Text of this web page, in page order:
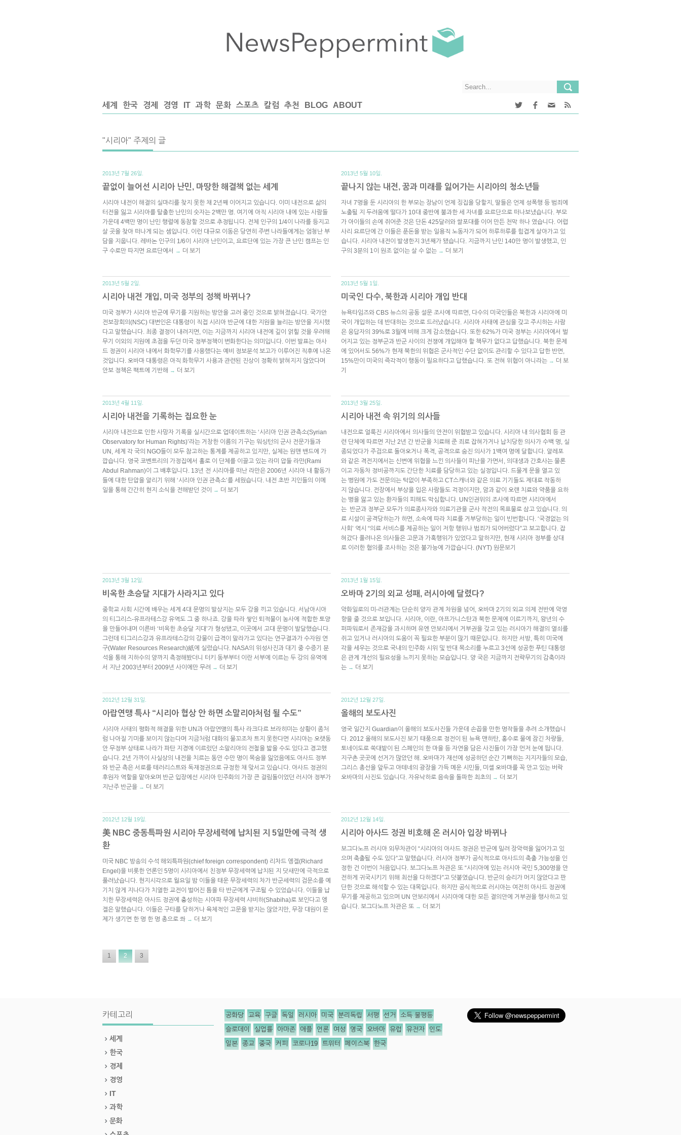
세계 한국 경제 경영 IT 과학 문화 스포츠 칼럼 추천 BLOG ABOUT
"시리아" 주제의 글
2013년 7월 26일.
끝없이 늘어선 시리아 난민, 마땅한 해결책 없는 세계
시리아 내전이 해결의 실마리를 찾지 못한 채 2년째 이어지고 있습니다. 이미 내전으로 삶의
터전을 잃고 시리아를 탈출한 난민의 숫자는 2백만 명. 여기에 아직 시리아 내에 있는 사람들
가운데 4백만 명이 난민 행렬에 동참할 것으로 추정됩니다. 전체 인구의 1/4이 나라를 등지고
살 곳을 찾아 떠나게 되는 셈입니다. 이런 대규모 이동은 당연히 주변 나라들에게는 엄청난 부
담을 지웁니다. 레바논 인구의 1/6이 시리아 난민이고, 요르단에 있는 가장 큰 난민 캠프는 인
구 수로만 따지면 요르단에서
→ 더 보기
2013년 5월 10일.
끝나지 않는 내전, 꿈과 미래를 잃어가는 시리아의 청소년들
자녀 7명을 둔 시리아의 한 부모는 장남이 언제 징집을 당할지, 딸들은 언제 성폭행 등 범죄에
노출될 지 두려움에 떨다가 10대 중반에 불과한 세 자녀를 요르단으로 떠나보냈습니다. 부모
가 아이들의 손에 쥐어준 것은 단돈 425달러와 쌀포대를 이어 만든 천막 하나 였습니다. 어렵
사리 요르단에 간 이들은 푼돈을 받는 일용직 노동자가 되어 하루하루를 힘겹게 살아가고 있
습니다. 시리아 내전이 발생한지 3년째가 됐습니다. 지금까지 난민 140만 명이 발생했고, 인
구의 3분의 1이 원조 없이는 살 수 없는 → 더 보기
2013년 5월 2일.
시리아 내전 개입, 미국 정부의 정책 바뀌나?
미국 정부가 시리아 반군에 무기를 지원하는 방안을 고려 중인 것으로 밝혀졌습니다. 국가안
전보장회의(NSC) 대변인은 대통령이 직접 시리아 반군에 대한 지원을 늘리는 방안을 지시했
다고 말했습니다. 최종 결정이 내려지면, 이는 지금까지 시리아 내전에 깊이 얽힐 것을 우려해
무기 이외의 지원에 초점을 두던 미국 정부정책이 변화한다는 의미입니다. 이번 발표는 아사
드 정권이 시리아 내에서 화학무기를 사용했다는 예비 정보분석 보고가 이루어진 직후에 나온
것입니다. 오바마 대통령은 아직 화학무기 사용과 관련된 진상이 정확히 밝혀지지 않았다며
안보 정책은 팩트에 기반해 → 더 보기
2013년 5월 1일.
미국인 다수, 북한과 시리아 개입 반대
뉴욕타임즈와 CBS 뉴스의 공동 설문 조사에 따르면, 다수의 미국인들은 북한과 시리아에 미
국이 개입하는 데 반대하는 것으로 드러났습니다. 시리아 사태에 관심을 갖고 주시하는 사람
은 응답자의 39%로 3월에 비해 크게 감소했습니다. 또한 62%가 미국 정부는 시리아에서 벌
어지고 있는 정부군과 반군 사이의 전쟁에 개입해야 할 책무가 없다고 답했습니다. 북한 문제
에 있어서도 56%가 현재 북한의 위협은 군사적인 수단 없이도 관리할 수 있다고 답한 반면,
15%만이 미국의 즉각적이 행동이 필요하다고 답했습니다. 또 전혀 위협이 아니라는 → 더 보
기
2013년 4월 11일.
시리아 내전을 기록하는 집요한 눈
시리아 내전으로 인한 사망자 기록을 실시간으로 업데이트하는 ‘시리아 인권 관측소(Syrian
Observatory for Human Rights)’라는 거창한 이름의 기구는 워싱턴의 군사 전문가들과
UN, 세계 각 국의 NGO들이 모두 참고하는 통계를 제공하고 있지만, 실체는 원맨 밴드에 가
깝습니다. 영국 코벤트리의 가정집에서 홀로 이 단체를 이끌고 있는 라미 압둘 라만(Rami
Abdul Rahman)이 그 배후입니다. 13년 전 시리아를 떠난 라만은 2006년 시리아 내 활동가
들에 대한 탄압을 알리기 위해 ‘시리아 인권 관측소’를 세웠습니다. 내전 초반 지인들의 이메
일을 통해 간간히 현지 소식을 전해받던 것이
→ 더 보기
2013년 3월 25일.
시리아 내전 속 위기의 의사들
내전으로 얼룩진 시리아에서 의사들의 안전이 위협받고 있습니다. 시리아 내 의사협회 등 관
련 단체에 따르면 지난 2년 간 반군을 치료해 준 죄로 잡혀가거나 납치당한 의사가 수백 명, 실
종되었다가 주검으로 돌아오거나 폭격, 공격으로 숨진 의사가 1백여 명에 달합니다. 알레포
와 같은 격전지에서는 신변에 위협을 느낀 의사들이 피난을 가면서, 의대생과 간호사는 물론
이고 자동차 정비공까지도 간단한 치료를 담당하고 있는 실정입니다. 드물게 문을 열고 있
는 병원에 가도 전문의는 턱없이 부족하고 CT스캐너와 같은 의료 기기들도 제대로 작동하
지 않습니다. 전장에서 부상을 입은 사람들도 걱정이지만, 암과 같이 오랜 치료와 약품을 요하
는 병을 앓고 있는 환자들의 피해도 막심합니다. UN인권위의 조사에 따르면 시리아에서
는 반군과 정부군 모두가 의료종사자와 의료기관을 군사 작전의 목표물로 삼고 있습니다. 의
료 시설이 공격당하는가 하면, 소속에 따라 치료를 거부당하는 일이 빈번합니다. ‘국경없는 의
사회’ 역시 “의료 서비스를 제공하는 일이 저항 행위나 범죄가 되어버렸다”고 보고합니다. 잡
혀갔다 풀려나온 의사들은 고문과 가혹행위가 있었다고 말하지만, 현재 시리아 정부를 상대
로 이러한 혐의를 조사하는 것은 불가능에 가깝습니다. (NYT) 원문보기
2013년 3월 12일.
비옥한 초승달 지대가 사라지고 있다
중학교 사회 시간에 배우는 세계 4대 문명의 발상지는 모두 강을 끼고 있습니다. 서남아시아
의 티그리스-유프라테스강 유역도 그 중 하나죠. 강을 따라 쌓인 퇴적물이 농사에 적합한 토양
을 만들어내며 이른바 ‘비옥한 초승달 지대’가 형성됐고, 이곳에서 고대 문명이 발달했습니다.
그런데 티그리스강과 유프라테스강의 강물이 급격이 말라가고 있다는 연구결과가 수자원 연
구(Water Resources Research)紙에 실렸습니다. NASA의 위성사진과 대기 중 수증기 분
석을 통해 지하수의 양까지 측정해봤더니 터키 동부부터 이란 서부에 이르는 두 강의 유역에
서 지난 2003년부터 2009년 사이에만 무려 → 더 보기
2013년 1월 15일.
오바마 2기의 외교 성패, 러시아에 달렸다?
악화일로의 미-러관계는 단순히 양자 관계 차원을 넘어, 오바마 2기의 외교 의제 전반에 악영
향을 줄 것으로 보입니다. 시리아, 이란, 아프가니스탄과 북한 문제에 이르기까지, 왕년의 수
퍼파워로서 존재감을 과시하며 유엔 안보리에서 거부권을 갖고 있는 러시아가 해결의 열쇠를
쥐고 있거나 러시아의 도움이 꼭 필요한 부분이 많기 때문입니다. 하지만 서방, 특히 미국에
각을 세우는 것으로 국내의 민주화 시위 및 반대 목소리를 누르고 3선에 성공한 푸틴 대통령
은 관계 개선의 필요성을 느끼지 못하는 모습입니다. 양 국은 지금까지 전략무기의 감축이라
는 → 더 보기
2012년 12월 31일.
아랍연맹 특사 “시리아 협상 안 하면 소말리아처럼 될 수도”
시리아 사태의 평화적 해결을 위한 UN과 아랍연맹의 특사 라크다르 브라히미는 상황이 좀처
럼 나아질 기미를 보이지 않는다며 지금처럼 대화의 물꼬조차 트지 못한다면 시리아는 오랫동
안 무정부 상태로 나라가 파탄 지경에 이르렀던 소말리아의 전철을 밟을 수도 있다고 경고했
습니다. 2년 가까이 사실상의 내전을 치르는 동안 수만 명이 목숨을 잃었음에도 아사드 정부
와 반군 측은 서로를 테러리스트와 독재정권으로 규정한 채 맞서고 있습니다. 아사드 정권의
후원자 역할을 맡아오며 반군 입장에선 시리아 민주화의 가장 큰 걸림돌이었던 러시아 정부가
지난주 반군을 → 더 보기
2012년 12월 27일.
올해의 보도사진
영국 일간지 Guardian이 올해의 보도사진들 가운데 손꼽을 만한 명작들을 추려 소개했습니
다. 2012 올해의 보도사진 보기 태풍으로 정전이 된 뉴욕 맨하탄, 홍수로 물에 잠긴 차량들,
토네이도로 쑥대밭이 된 스페인의 한 마을 등 자연을 담은 사진들이 가장 먼저 눈에 띕니다.
지구촌 곳곳에 선거가 많았던 해. 오바마가 재선에 성공하던 순간 기뻐하는 지지자들의 모습,
그리스 총선을 앞두고 아테네의 광장을 가득 메운 시민들, 미셸 오바마를 꼭 안고 있는 버락
오바마의 사진도 있습니다. 자유낙하로 음속을 돌파한 최초의
→ 더 보기
2012년 12월 19일.
美 NBC 중동특파원 시리아 무장세력에 납치된 지 5일만에 극적 생
환
미국 NBC 방송의 수석 해외특파원(chief foreign correspondent) 리차드 엥겔(Richard
Engel)을 비롯한 언론인 5명이 시리아에서 친정부 무장세력에 납치된 지 닷새만에 극적으로
풀려났습니다. 현지시각으로 월요일 밤 이들을 태운 무장세력의 차가 반군세력의 검문소를 예
기치 않게 지나다가 치열한 교전이 벌어진 틈을 타 반군에게 구조될 수 있었습니다. 이들을 납
치한 무장세력은 아사드 정권에 충성하는 시아파 무장세력 샤비하(Shabiha)로 보인다고 엥
겔은 말했습니다. 이들은 구타를 당하거나 육체적인 고문을 받지는 않았지만, 무장 대원이 문
제가 생기면 한 명 한 명 총으로 쏴 → 더 보기
2012년 12월 14일.
시리아 아사드 정권 비호해 온 러시아 입장 바뀌나
보그다노프 러시아 외무차관이 “시리아의 아사드 정권은 반군에 밀려 장악력을 잃어가고 있
으며 축출될 수도 있다”고 말했습니다. 러시아 정부가 공식적으로 아사드의 축출 가능성을 인
정한 건 이번이 처음입니다. 보그다노프 차관은 또 “시리아에 있는 러시아 국민 5,300명을 안
전하게 귀국시키기 위해 최선을 다하겠다”고 덧붙였습니다. 반군의 승리가 머지 않았다고 판
단한 것으로 해석할 수 있는 대목입니다. 하지만 공식적으로 러시아는 여전히 아사드 정권에
무기를 제공하고 있으며 UN 안보리에서 시리아에 대한 모든 결의안에 거부권을 행사하고 있
습니다. 보그다노프 차관은 또 → 더 보기
1 2 3
카테고리
세계
한국
경제
경영
IT
과학
문화
공화당 교육 구글 독일 러시아 미국 분리독립 서평 선거 소득 불평등
슬로데이 실업률 아마존 애플 언론 여성 영국 오바마 유럽 유전자 인도
일본 종교 중국 커피 코로나19 트위터 페이스북 한국